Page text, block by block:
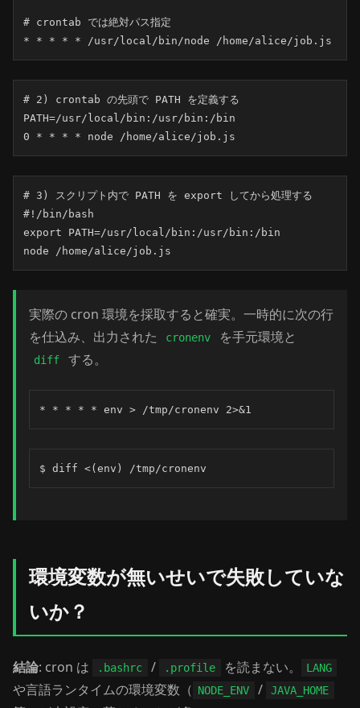
# crontab では絶対パス指定
* * * * * /usr/local/bin/node /home/alice/job.js
# 2) crontab の先頭で PATH を定義する
PATH=/usr/local/bin:/usr/bin:/bin
0 * * * * node /home/alice/job.js
# 3) スクリプト内で PATH を export してから処理する
#!/bin/bash
export PATH=/usr/local/bin:/usr/bin:/bin
node /home/alice/job.js
実際の cron 環境を採取すると確実。一時的に次の行
を仕込み、出力された
cronenv を手元環境と
diff する。
* * * * * env > /tmp/cronenv 2>&1
$ diff <(env) /tmp/cronenv
環境変数が無いせいで失敗していな
いか？
結論: cron は .bashrc / .profile を読まない。 LANG
や言語ランタイムの環境変数（ NODE_ENV / JAVA_HOME